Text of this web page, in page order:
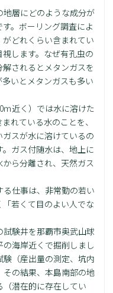
層にどのような成分が
。ボーリング調査によ
どれくらい含まれてい
します。なぜ有孔虫の
されるとメタンガスを
いとメタンガスも多い
近く）では水に溶けた
れている水のことを、
スが水に溶けているの
ガス付随水は、地上に
ら分離され、天然ガス
仕事は、非常勤の若い
若くて目のよい人でな
験井を那覇市奥武山球
海岸近くで掘削しまし
（産出量の測定、坑内
の結果、本島南部の地
潜在的に存在してい